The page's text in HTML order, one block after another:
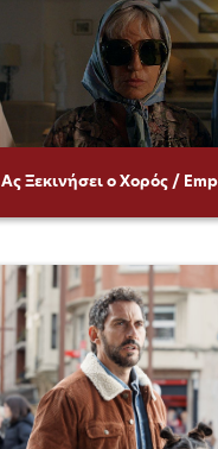
Ας Ξεκινήσει ο Χορός /